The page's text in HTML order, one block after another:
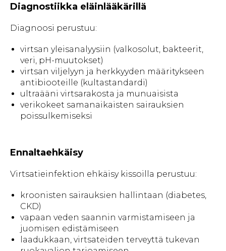
Diagnostiikka eläinlääkärillä
Diagnoosi perustuu:
virtsan yleisanalyysiin (valkosolut, bakteerit,
veri, pH-muutokset)
virtsan viljelyyn ja herkkyyden määritykseen
antibiooteille (kultastandardi)
ultraääni virtsarakosta ja munuaisista
verikokeet samanaikaisten sairauksien
poissulkemiseksi
Ennaltaehkäisy
Virtsatieinfektion ehkäisy kissoilla perustuu:
kroonisten sairauksien hallintaan (diabetes,
CKD)
vapaan veden saannin varmistamiseen ja
juomisen edistämiseen
laadukkaan, virtsateiden terveyttä tukevan